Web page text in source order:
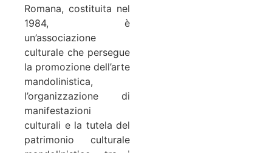
Romana, costituita nel
1984, è
un’associazione
culturale che persegue
la promozione dell’arte
mandolinistica,
l’organizzazione di
manifestazioni
culturali e la tutela del
patrimonio culturale